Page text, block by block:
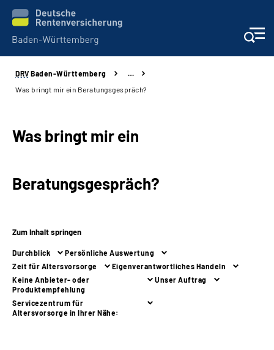
Beratung und Kontakt
Online-Services
Karriere
Über uns
Inhalte in Gebärdensprache (DGS)
Leichte Sprache
DRV Baden-Württemberg
…
Was bringt mir ein Beratungsgespräch?
Was bringt mir ein
Beratungsgespräch?
Zum Inhalt springen
Durchblick
Persönliche Auswertung
Zeit für Altersvorsorge
Eigenverantwortliches Handeln
Keine Anbieter- oder
Produktempfehlung
Unser Auftrag
Servicezentrum für
Altersvorsorge in Ihrer Nähe: